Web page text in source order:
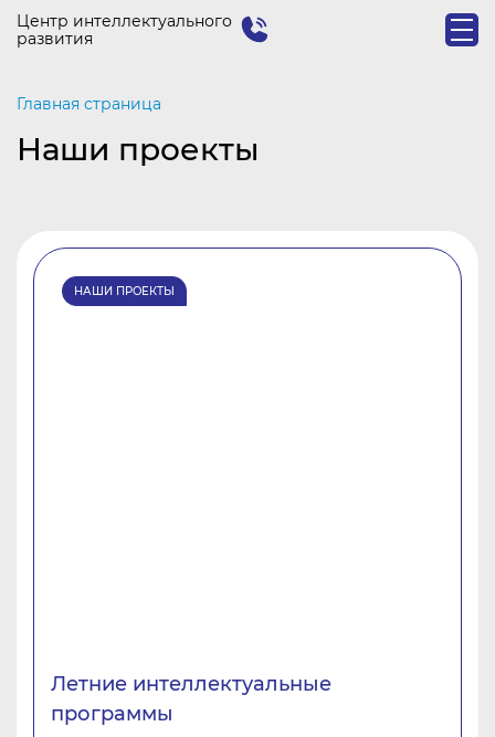
Центр интеллектуального
развития
Главная страница
Наши проекты
НАШИ ПРОЕКТЫ
Летние интеллектуальные
программы